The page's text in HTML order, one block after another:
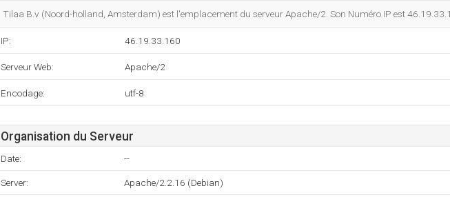
Tilaa B.v (Noord-holland, Amsterdam) est l'emplacement du serveur Apache/2. Son Numéro IP est
IP: 46.19.33.160
Serveur Web: Apache/2
Encodage: utf-8
Organisation du Serveur
Date: --
Server: Apache/2.2.16 (Debian)